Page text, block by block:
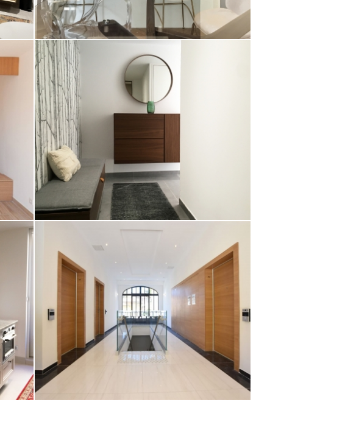
AGENCEMENT ET DÉCORATION
APPARTEMENT F2 SAINT RAPHAËL
PROGRAMME IMMOBILIER VILLA CYPA
Appartement